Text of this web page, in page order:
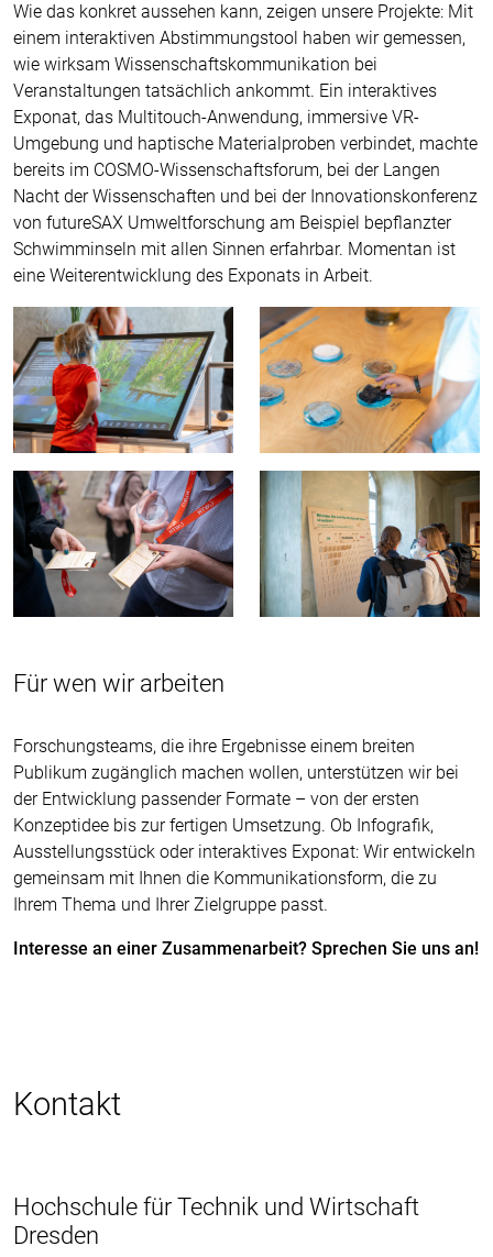
Wie das konkret aussehen kann, zeigen unsere Projekte: Mit
einem interaktiven Abstimmungstool haben wir gemessen,
wie wirksam Wissenschaftskommunikation bei
Veranstaltungen tatsächlich ankommt. Ein interaktives
Exponat, das Multitouch-Anwendung, immersive VR-
Umgebung und haptische Materialproben verbindet, machte
bereits im COSMO-Wissenschaftsforum, bei der Langen
Nacht der Wissenschaften und bei der Innovationskonferenz
von futureSAX Umweltforschung am Beispiel bepflanzter
Schwimminseln mit allen Sinnen erfahrbar. Momentan ist
eine Weiterentwicklung des Exponats in Arbeit.
Für wen wir arbeiten
Forschungsteams, die ihre Ergebnisse einem breiten
Publikum zugänglich machen wollen, unterstützen wir bei
der Entwicklung passender Formate – von der ersten
Konzeptidee bis zur fertigen Umsetzung. Ob Infografik,
Ausstellungsstück oder interaktives Exponat: Wir entwickeln
gemeinsam mit Ihnen die Kommunikationsform, die zu
Ihrem Thema und Ihrer Zielgruppe passt.
Interesse an einer Zusammenarbeit? Sprechen Sie uns an!
Kontakt
Hochschule für Technik und Wirtschaft
Dresden